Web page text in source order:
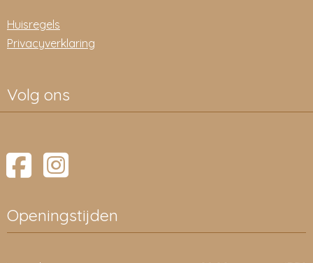
Huisregels
Privacyverklaring
Volg ons
Openingstijden